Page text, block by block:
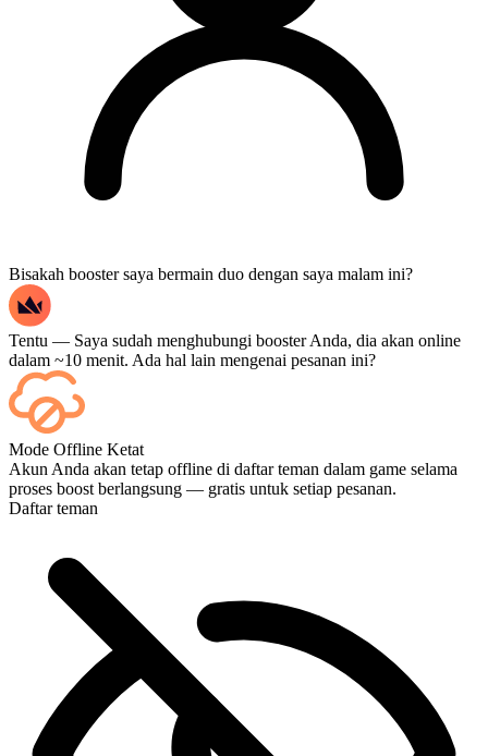
Bisakah booster saya bermain duo dengan saya malam ini?
Tentu — Saya sudah menghubungi booster Anda, dia akan online
dalam ~10 menit. Ada hal lain mengenai pesanan ini?
Tentu — setiap pertandingan akan muncul di dasbor Anda setelah
selesai, dan jika Anda ingin menonton pertandingannya langsung,
tambahkan Streaming saat checkout.
Mode Offline Ketat
Akun Anda akan tetap offline di daftar teman dalam game selama
proses boost berlangsung — gratis untuk setiap pesanan.
Daftar teman